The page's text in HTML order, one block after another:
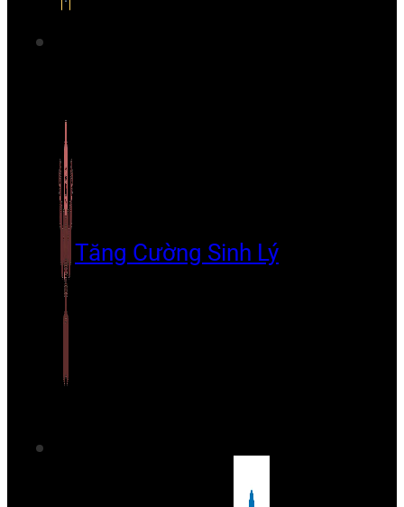
Tăng Cường Sinh Lý